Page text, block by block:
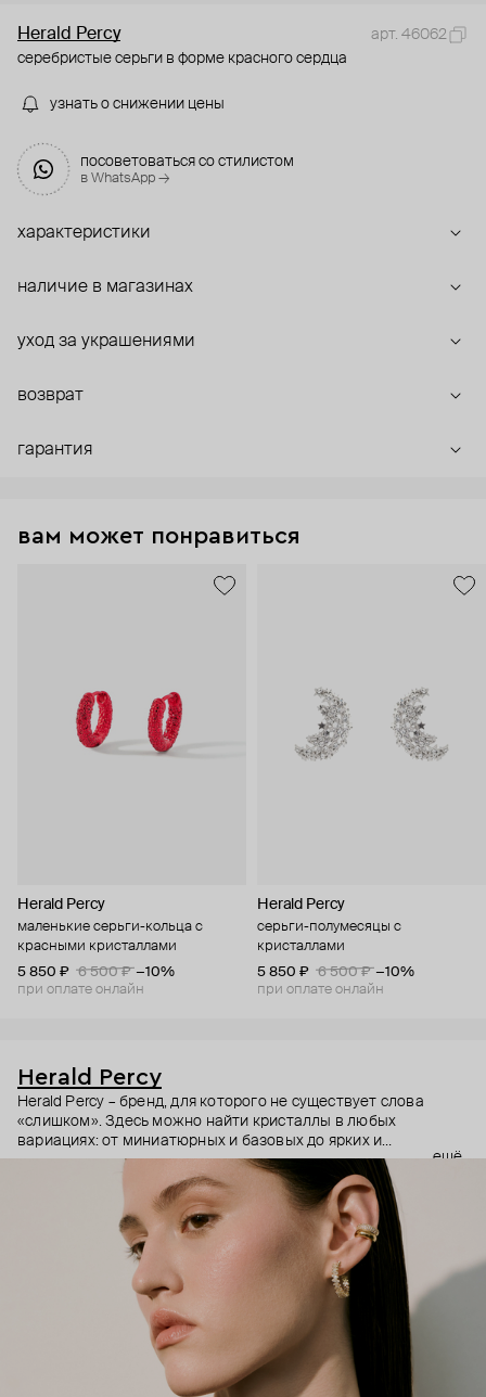
Herald Percy
арт. 46062
серебристые серьги в форме красного сердца
узнать о снижении цены
посоветоваться со стилистом
в WhatsApp →
характеристики
наличие в магазинах
уход за украшениями
возврат
гарантия
вам может понравиться
Herald Percy
маленькие серьги-кольца с
красными кристаллами
5 850 ₽
6 500 ₽ −10%
при оплате онлайн
Herald Percy
серьги-полумесяцы с
кристаллами
5 850 ₽
6 500 ₽ −10%
при оплате онлайн
Herald Percy
Herald Percy – бренд, для которого не существует слова
«слишком». Здесь можно найти кристаллы в любых
вариациях: от миниатюрных и базовых до ярких и
массивных, которые сразу становятся главным элементом
образа. Героиня бренда – девушка из мегаполиса, которой
нужно как минимум 25 часов в сутках, чтобы все успеть, и
внушительный арсенал украшений, чтобы, поменяв серьги,
поехать на вечеринку сразу из офиса.
ещё